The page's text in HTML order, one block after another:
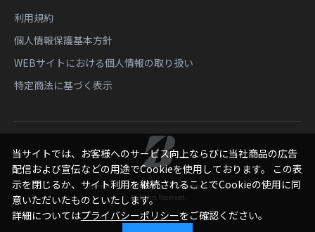
利用規約
個人情報保護基本方針
WEBサイトにおける個人情報の取り扱い
特定商法に基づく表示
Copyright © Bridgestone Sports Sales Japan Co., Ltd.
All Rights Reserved.
当サイトでは、お客様へのサービス向上ならびに当社商品の広告
配信および宣伝などの用途でCookieを使用しております。 この表
示を閉じるか、サイト利用を継続されることでCookieの使用に同
意いただいたものといたします。
詳細についてはプライバシーポリシーをご確認ください。